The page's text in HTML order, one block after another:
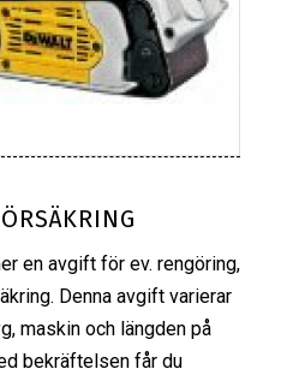
en avgift för ev. rengöring,
Denna avgift varierar
maskin och längden på
bekräftelsen får du